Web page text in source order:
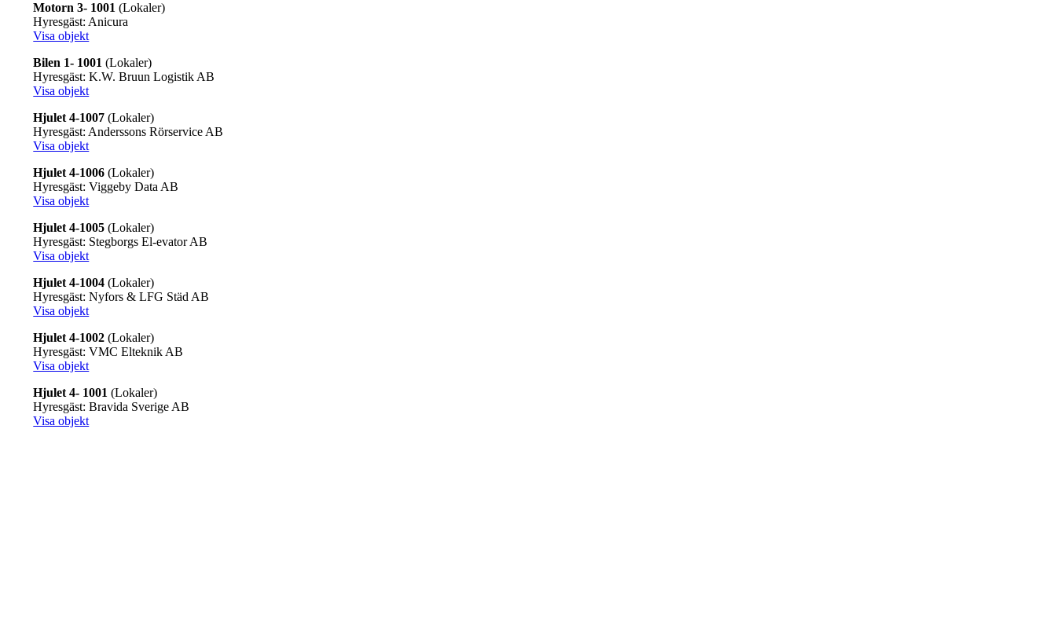
Motorn 3- 1001 (Lokaler)
Hyresgäst: Anicura
Visa objekt
Bilen 1- 1001 (Lokaler)
Hyresgäst: K.W. Bruun Logistik AB
Visa objekt
Hjulet 4-1007 (Lokaler)
Hyresgäst: Anderssons Rörservice AB
Visa objekt
Hjulet 4-1006 (Lokaler)
Hyresgäst: Viggeby Data AB
Visa objekt
Hjulet 4-1005 (Lokaler)
Hyresgäst: Stegborgs El-evator AB
Visa objekt
Hjulet 4-1004 (Lokaler)
Hyresgäst: Nyfors & LFG Städ AB
Visa objekt
Hjulet 4-1002 (Lokaler)
Hyresgäst: VMC Elteknik AB
Visa objekt
Hjulet 4- 1001 (Lokaler)
Hyresgäst: Bravida Sverige AB
Visa objekt